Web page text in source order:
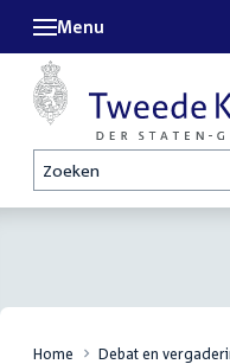
Zoeken
Menu
Home Debat en